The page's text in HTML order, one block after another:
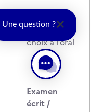
Le candidat
justifie ses
choix à l’oral
Examen
écrit /
Une question ?